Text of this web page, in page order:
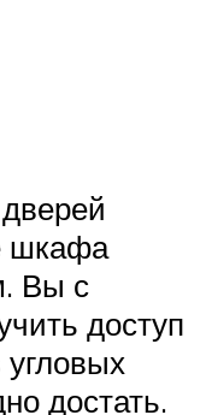
шкафа
Вы с
доступ
достать.